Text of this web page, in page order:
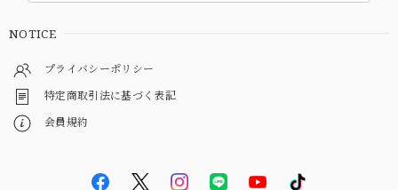
NOTICE
プライバシーポリシー
特定商取引法に基づく表記
会員規約